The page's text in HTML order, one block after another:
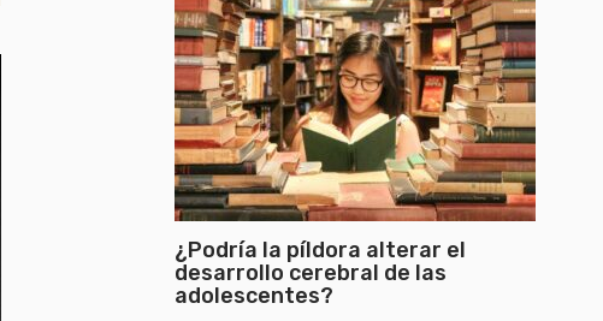
¿Podría la píldora alterar el
desarrollo cerebral de las
adolescentes?